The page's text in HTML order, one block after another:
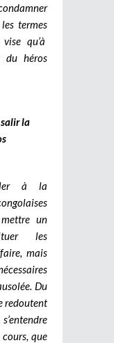
termes
qu’à
du héros
la
à la
un
les
mais
Du
redoutent
cours, que